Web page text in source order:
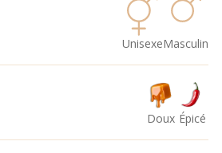
UnisexeMasculin
Doux Épicé